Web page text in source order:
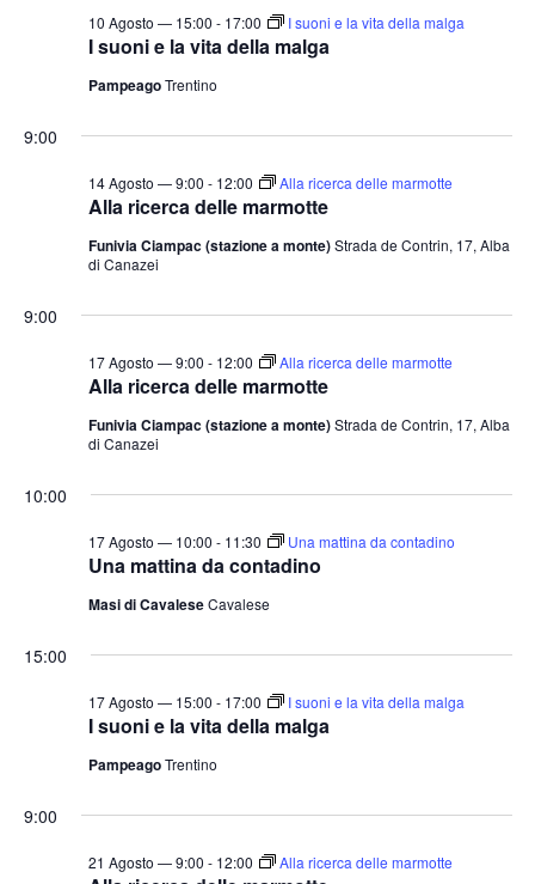
I suoni e la vita della malga
10 Agosto — 15:00 - 17:00 I suoni e la vita della malga
PampeagoTrentino
9:00
Alla ricerca delle marmotte
14 Agosto — 9:00 - 12:00 Alla ricerca delle marmotte
Funivia Ciampac (stazione a monte)Strada de Contrin, 17, Alba
di Canazei
9:00
Alla ricerca delle marmotte
17 Agosto — 9:00 - 12:00 Alla ricerca delle marmotte
Funivia Ciampac (stazione a monte)Strada de Contrin, 17, Alba
di Canazei
10:00
Una mattina da contadino
17 Agosto — 10:00 - 11:30 Una mattina da contadino
Masi di CavaleseCavalese
15:00
I suoni e la vita della malga
17 Agosto — 15:00 - 17:00 I suoni e la vita della malga
PampeagoTrentino
9:00
21 Agosto — 9:00 - 12:00 Alla ricerca delle marmotte